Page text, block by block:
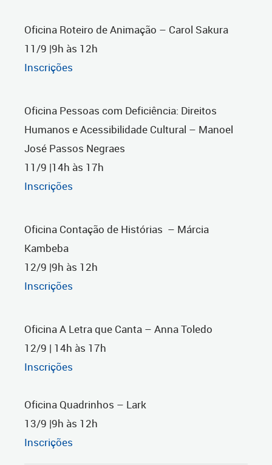
Oficina Roteiro de Animação – Carol Sakura
11/9 |9h às 12h
Inscrições
Oficina Pessoas com Deficiência: Direitos
Humanos e Acessibilidade Cultural – Manoel
José Passos Negraes
11/9 |14h às 17h
Inscrições
Oficina Contação de Histórias – Márcia
Kambeba
12/9 |9h às 12h
Inscrições
Oficina A Letra que Canta – Anna Toledo
12/9 | 14h às 17h
Inscrições
Oficina Quadrinhos – Lark
13/9 |9h às 12h
Inscrições